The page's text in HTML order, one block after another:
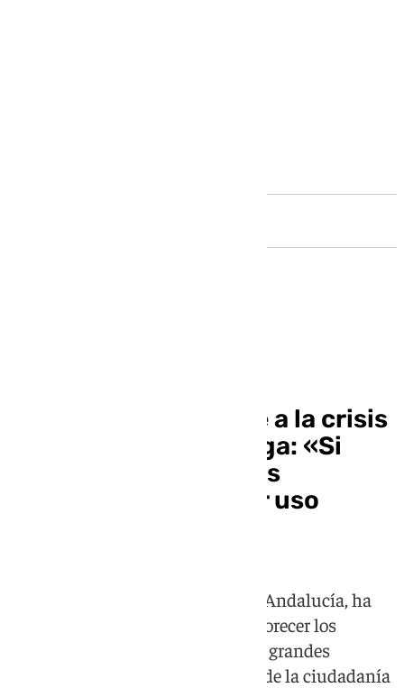
Por Andalucía, frente a la crisis
habitacional en Málaga: «Si
gobernamos, los pisos
turísticos van a tener uso
Antonio Maíllo, candidato de Por Andalucía, ha
acusado a Juanma Moreno de favorecer los
intereses de fondos de inversión y grandes
propietarios frente a los derechos de la ciudadanía